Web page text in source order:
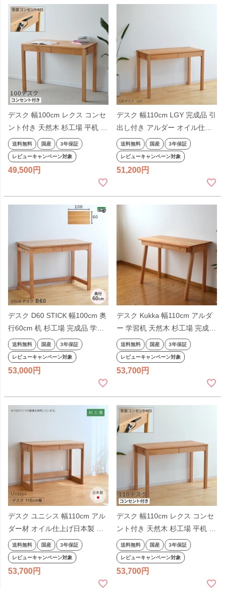
デスク 幅100cm レクス コンセ
ント付き 天然木 杉工場 平机 学
習机 シンプル 引出し付きリビ
ング学習 抽斗付き アルダー材
4口 日本製 国産 テレワーク リ
送料無料 国産 3年保証
レビューキャンペーン対象
49,500
デスク 幅110cm LGY 完成品 引
出し付き アルダー オイル仕上
げ シンプル天然木 学習机 平机
奥行きが浅い ナチュラル ヒノ
キ 杉工場 国産 テレワーク リモ
送料無料 国産 3年保証
レビューキャンペーン対象
51,200
デスク D60 STICK 幅100cm 奥
行60cm 机 杉工場 完成品 学習
机 平机 引出し付き 国産 日本製
低ホルム アルダー オイル仕上
げ シンプル 天然木 奥行きが深
い ナチュラル ヒノキ テレワー
送料無料 国産 3年保証
レビューキャンペーン対象
53,000
デスク Kukka 幅110cm アルダ
ー 学習机 天然木 杉工場 完成品
日本製 シンプル コンパクト ナ
チュラル 引出し付き 国産 テレ
ワーク リモートワーク
送料無料 国産 3年保証
レビューキャンペーン対象
53,700
デスク ユニシス 幅110cm アル
ダー材 オイル仕上げ日本製 杉
工場 引出し付き 鍵付き 天然木
学習机 平机 奥行きが浅い ナチ
ュラル ヒノキ 国産
送料無料 国産 3年保証
レビューキャンペーン対象
53,700
デスク 幅110cm レクス コンセ
ント付き 天然木 杉工場 平机 学
習机 シンプル 引出し付き 抽斗
付き アルダー材 4口 日本製 国
産 テレワーク リモートワーク
送料無料 国産 3年保証
レビューキャンペーン対象
53,700